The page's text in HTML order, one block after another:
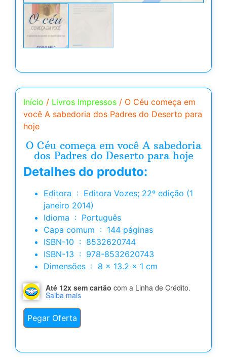
Início / Livros Impressos / O Céu começa em
você A sabedoria dos Padres do Deserto para
hoje
O Céu começa em você A sabedoria
dos Padres do Deserto para hoje
Detalhes do produto:
Editora ‏ : ‎ Editora Vozes; 22º edição (1
janeiro 2014)
Idioma ‏ : ‎ Português
Capa comum ‏ : ‎ 144 páginas
ISBN-10 ‏ : ‎ 8532620744
ISBN-13 ‏ : ‎ 978-8532620743
Dimensões ‏ : ‎ 8 x 13.2 x 1 cm
Até 12x sem cartão com a Linha de Crédito.
Saiba mais
Pegar Oferta